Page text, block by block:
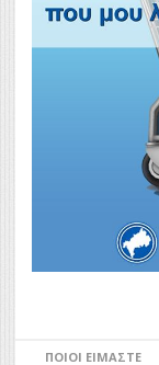
ΠΟΙΟΙ ΕΊΜΑΣΤΕ